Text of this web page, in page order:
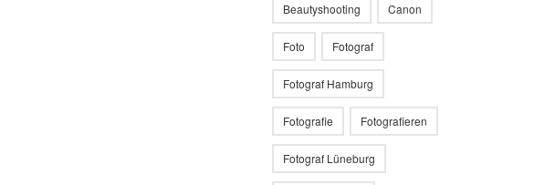
Beautyshooting Canon
Foto Fotograf
Fotograf Hamburg
Fotografie Fotografieren
Fotograf Lüneburg